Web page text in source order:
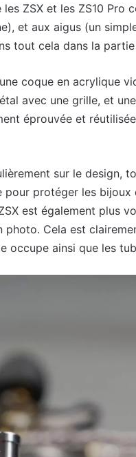
ZSX et les ZS10 Pro
et aux aigus (un
tout cela dans la
coque en acrylique
avec une grille, et
éprouvée et
sur le design,
pour protéger les
est également plus
Cela est
occupe ainsi que les